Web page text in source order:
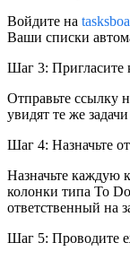
Войдите на
Ваши списки
Шаг 3: Пригласите
Отправьте ссылку
увидят те же
Шаг 4: Назначьте
Назначьте каждую
колонки типа To
ответственный на
Шаг 5: Проводите